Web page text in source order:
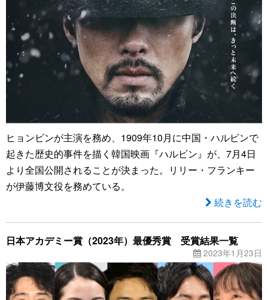
ヒョンビンが主演を務め、1909年10月に中国・ハルビンで
起きた歴史的事件を描く韓国映画『ハルビン』が、7月4日
より全国公開されることが決まった。リリー・フランキー
が伊藤博文役を務めている。
続きを読む
日本アカデミー賞（2023年）最優秀賞 受賞結果一覧
2023年1月23日